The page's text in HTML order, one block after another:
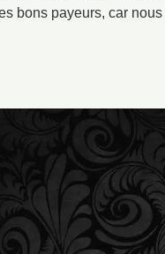
bons payeurs, car